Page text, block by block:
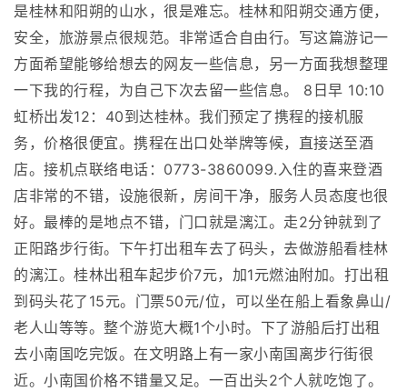
是桂林和阳朔的山水，很是难忘。桂林和阳朔交通方便，
安全，旅游景点很规范。非常适合自由行。写这篇游记一
方面希望能够给想去的网友一些信息，另一方面我想整理
一下我的行程，为自己下次去留一些信息。 8日早 10:10
虹桥出发12：40到达桂林。我们预定了携程的接机服
务，价格很便宜。携程在出口处举牌等候，直接送至酒
店。接机点联络电话：0773-3860099.入住的喜来登酒
店非常的不错，设施很新，房间干净，服务人员态度也很
好。最棒的是地点不错，门口就是漓江。走2分钟就到了
正阳路步行街。下午打出租车去了码头，去做游船看桂林
的漓江。桂林出租车起步价7元，加1元燃油附加。打出租
到码头花了15元。门票50元/位，可以坐在船上看象鼻山/
老人山等等。整个游览大概1个小时。下了游船后打出租
去小南国吃完饭。在文明路上有一家小南国离步行街很
近。小南国价格不错量又足。一百出头2个人就吃饱了。